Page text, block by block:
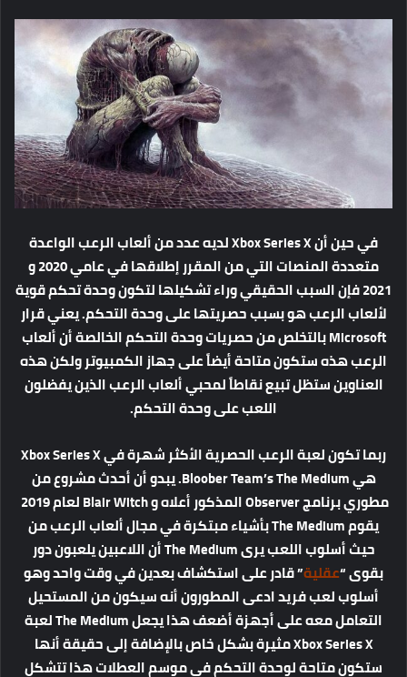
في حين أن Xbox Series X لديه عدد من ألعاب الرعب الواعدة
متعددة المنصات التي من المقرر إطلاقها في عامي 2020 و
2021 فإن السبب الحقيقي وراء تشكيلها لتكون وحدة تحكم قوية
لألعاب الرعب هو بسبب حصريتها على وحدة التحكم. يعني قرار
Microsoft بالتخلص من حصريات وحدة التحكم الخالصة أن ألعاب
الرعب هذه ستكون متاحة أيضاً على جهاز الكمبيوتر ولكن هذه
العناوين ستظل تبيع نقاطاً لمحبي ألعاب الرعب الذين يفضلون
اللعب على وحدة التحكم.
ربما تكون لعبة الرعب الحصرية الأكثر شهرة في Xbox Series X
هي Bloober Team’s The Medium. يبدو أن أحدث مشروع من
يقوم The Medium بأشياء مبتكرة في مجال ألعاب الرعب من
حيث أسلوب اللعب يرى The Medium أن اللاعبين يلعبون دور
بقوى “عقلية” قادر على استكشاف بعدين في وقت واحد وهو
أسلوب لعب فريد ادعى المطورون أنه سيكون من المستحيل
التعامل معه على أجهزة أضعف هذا يجعل The Medium لعبة
Xbox Series X مثيرة بشكل خاص بالإضافة إلى حقيقة أنها
ستكون متاحة لوحدة التحكم في موسم العطلات هذا تتشكل